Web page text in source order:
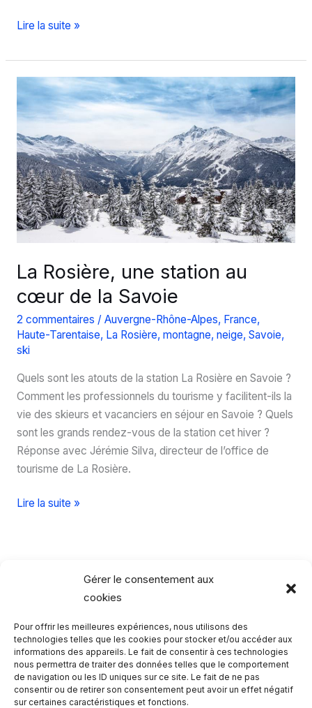
Gérer le consentement aux
cookies
Pour offrir les meilleures expériences, nous utilisons des
technologies telles que les cookies pour stocker et/ou accéder aux
informations des appareils. Le fait de consentir à ces technologies
nous permettra de traiter des données telles que le comportement
de navigation ou les ID uniques sur ce site. Le fait de ne pas
consentir ou de retirer son consentement peut avoir un effet négatif
sur certaines caractéristiques et fonctions.
Que
à
La
Rosière,
station
de
ski
de
la
Haute-
Tarentaise
?
Lire la suite »
La Rosière, une station au
cœur de la Savoie
2 commentaires / Auvergne-Rhône-Alpes, France,
Haute-Tarentaise, La Rosière, montagne, neige, Savoie,
ski
Quels sont les atouts de la station La Rosière en Savoie ?
Comment les professionnels du tourisme y facilitent-ils la
vie des skieurs et vacanciers en séjour en Savoie ? Quels
sont les grands rendez-vous de la station cet hiver ?
Réponse avec Jérémie Silva, directeur de l’office de
tourisme de La Rosière.
La
la
Savoie
Lire la suite »
Rechercher…
R
e